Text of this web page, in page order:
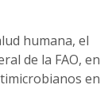
humana, el
de la FAO, en
en